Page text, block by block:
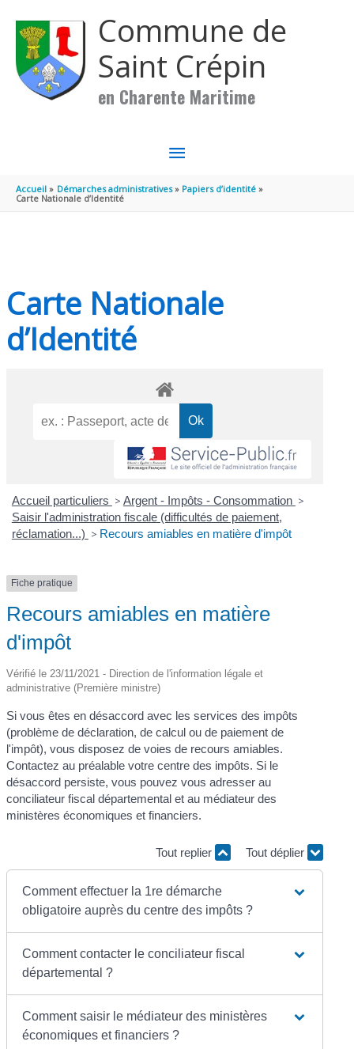
Commune de
Saint Crépin
en Charente Maritime
MENU
PRINCIPAL
Accueil Démarches administratives
Papiers d’identité
Carte Nationale d’Identité
Carte Nationale
d’Identité
Accueil particuliers > Argent - Impôts - Consommation >
Saisir l'administration fiscale (difficultés de paiement,
réclamation...) > Recours amiables en matière d'impôt
Fiche pratique
Recours amiables en matière
d'impôt
Vérifié le 23/11/2021 - Direction de l'information légale et
administrative (Première ministre)
Si vous êtes en désaccord avec les services des impôts
(problème de déclaration, de calcul ou de paiement de
l'impôt), vous disposez de voies de recours amiables.
Contactez au préalable votre centre des impôts. Si le
désaccord persiste, vous pouvez vous adresser au
conciliateur fiscal départemental et au médiateur des
ministères économiques et financiers.
Tout replier Tout déplier
Comment effectuer la 1re démarche
obligatoire auprès du centre des impôts ?
Comment contacter le conciliateur fiscal
départemental ?
Comment saisir le médiateur des ministères
économiques et financiers ?